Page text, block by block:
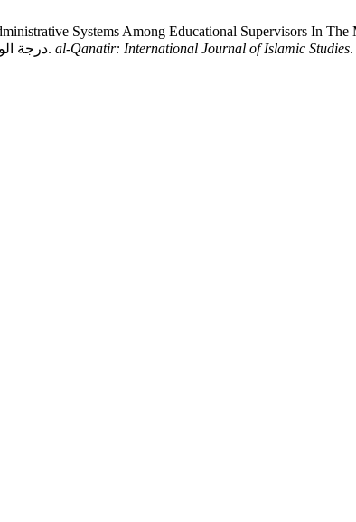
Systems Among Educational Supervisors In
Sultanate Of Oman: درجة الوعي بالأنظمة الإدارية لدى المشرفين التربويين في وزارة التربية والتعليم في سلطنة عمان. al-Qanatir: International Journal of Islamic Studies